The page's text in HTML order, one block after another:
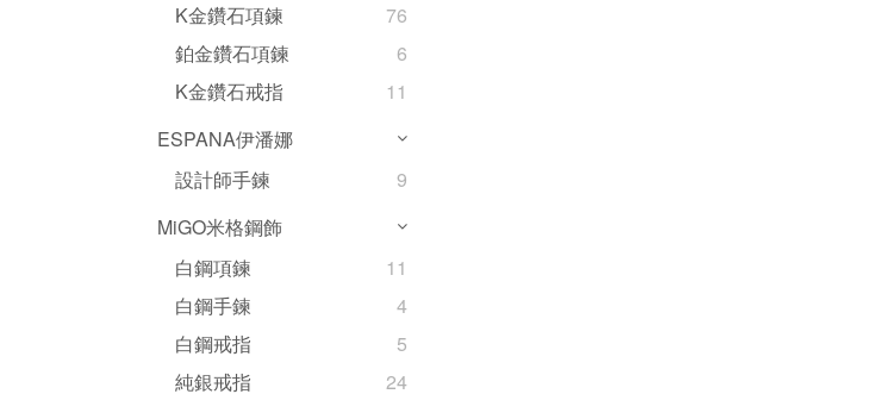
K金鑽石項鍊
76
鉑金鑽石項鍊
6
K金鑽石戒指
11
ESPANA伊潘娜
設計師手鍊
9
MiGO米格鋼飾
白鋼項鍊
11
白鋼手鍊
4
白鋼戒指
5
純銀戒指
24